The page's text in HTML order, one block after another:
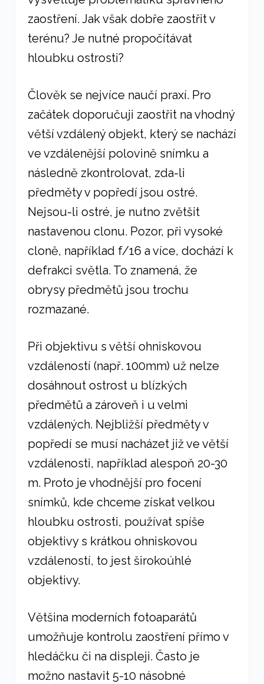
zaostření. Jak však dobře zaostřit v
terénu? Je nutné propočítávat
hloubku ostrosti?
Člověk se nejvíce naučí praxí. Pro
začátek doporučuji zaostřit na vhodný
větší vzdálený objekt, který se nachází
ve vzdálenější polovině snímku a
následně zkontrolovat, zda-li
předměty v popředí jsou ostré.
Nejsou-li ostré, je nutno zvětšit
nastavenou clonu. Pozor, při vysoké
cloně, například f/16 a více, dochází k
defrakci světla. To znamená, že
obrysy předmětů jsou trochu
rozmazané.
Při objektivu s větší ohniskovou
vzdáleností (např. 100mm) už nelze
dosáhnout ostrost u blízkých
předmětů a zároveň i u velmi
vzdálených. Nejbližší předměty v
popředí se musí nacházet již ve větší
vzdálenosti, například alespoň 20-30
m. Proto je vhodnější pro focení
snímků, kde chceme získat velkou
hloubku ostrosti, používat spíše
objektivy s krátkou ohniskovou
vzdáleností, to jest širokoúhlé
objektivy.
Většina moderních fotoaparátů
umožňuje kontrolu zaostření přímo v
hledáčku či na displeji. Často je
možno nastavit 5-10 násobné